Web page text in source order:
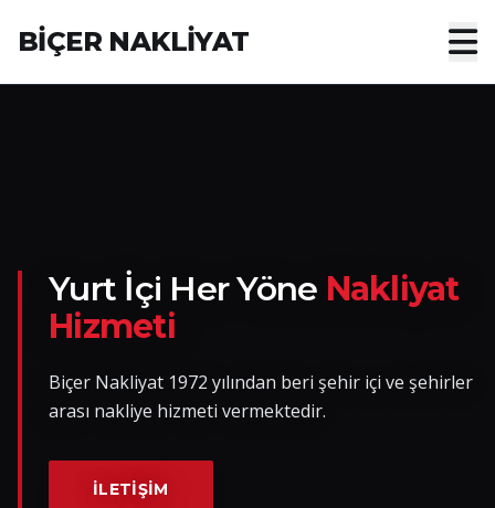
BİÇER NAKLİYAT
Nakliye Yük İlanları
Blog
İletişim
Yurt İçi Her Yöne Nakliyat
Hizmeti
Biçer Nakliyat 1972 yılından beri şehir içi ve şehirler
arası nakliye hizmeti vermektedir.
İLETIŞIM